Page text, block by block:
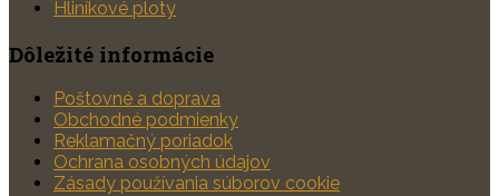
Hliníkové ploty
Dôležité informácie
Poštovné a doprava
Obchodné podmienky
Reklamačný poriadok
Ochrana osobných údajov
Zásady používania súborov cookie